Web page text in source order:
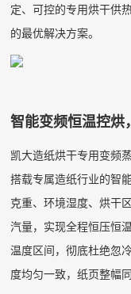
定、可控的专用烘干供
的最优解决方案。
智能变频恒温控烘
凯大造纸烘干专用变频
搭载专属造纸行业的智
克重、环境湿度、烘干
汽量，实现全程恒压恒
温度区间，彻底杜绝忽
度均匀一致，纸页整幅